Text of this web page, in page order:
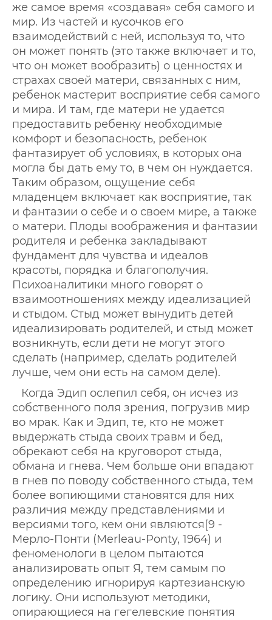
же самое время «создавая» себя самого и
мир. Из частей и кусочков его
взаимодействий с ней, используя то, что
он может понять (это также включает и то,
что он может вообразить) о ценностях и
страхах своей матери, связанных с ним,
ребенок мастерит восприятие себя самого
и мира. И там, где матери не удается
предоставить ребенку необходимые
комфорт и безопасность, ребенок
фантазирует об условиях, в которых она
могла бы дать ему то, в чем он нуждается.
Таким образом, ощущение себя
младенцем включает как восприятие, так
и фантазии о себе и о своем мире, а также
о матери. Плоды воображения и фантазии
родителя и ребенка закладывают
фундамент для чувства и идеалов
красоты, порядка и благополучия.
Психоаналитики много говорят о
взаимоотношениях между идеализацией
и стыдом. Стыд может вынудить детей
идеализировать родителей, и стыд может
возникнуть, если дети не могут этого
сделать (например, сделать родителей
лучше, чем они есть на самом деле).
Когда Эдип ослепил себя, он исчез из
собственного поля зрения, погрузив мир
во мрак. Как и Эдип, те, кто не может
выдержать стыда своих травм и бед,
обрекают себя на круговорот стыда,
обмана и гнева. Чем больше они впадают
в гнев по поводу собственного стыда, тем
более вопиющими становятся для них
различия между представлениями и
версиями того, кем они являются[9 -
Мерло-Понти (Merleau-Ponty, 1964) и
феноменологи в целом пытаются
анализировать опыт Я, тем самым по
определению игнорируя картезианскую
логику. Они используют методики,
опирающиеся на гегелевские понятия